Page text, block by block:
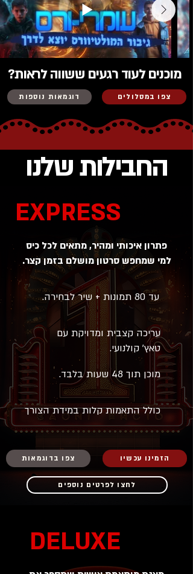
מוכנים לעוד רגעים ששווה לראות?
צפו במסלולים דוגמאות נוספות
החבילות שלנו
EXPRESS
פתרון איכותי ומהיר, מתאים לכל כיס
למי שמחפש סרטון מושלם בזמן קצר.
עד 80 תמונות + שיר לבחירה.
עריכה קצבית ומדויקת עם
טאץ' קולנועי.
מוכן תוך 48 שעות בלבד.
כולל התאמות קלות במידת הצורך
הזמינו עכשיו צפו בדוגמאות
לחצו לפרטים נוספים
DELUXE